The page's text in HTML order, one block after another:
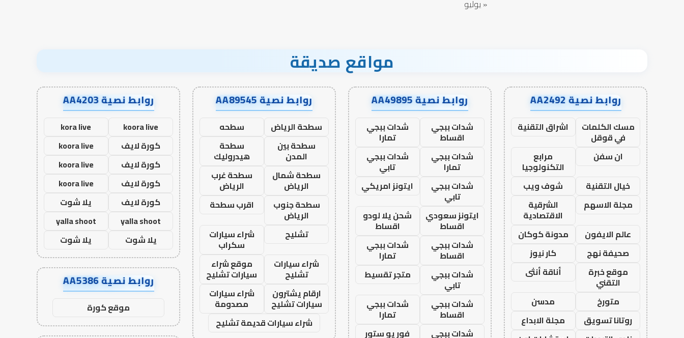
« يوليو
مواقع صديقة
روابط نصية AA2492
مسك الكلمات
في قوقل
اشراق التقنية
ان سفن
مرابع
التكنولوجيا
خيال التقنية
شوف ويب
مجلة الاسهم
الشرقية
الاقتصادية
عالم الايفون
مدونة كوكان
صحيفة نهج
كار نيوز
موقع خبرة
التقني
أناقة أنثى
متورخ
مدسن
روتانا تسويق
مجلة الابداع
روابط نصية AA49895
شدات ببجي
اقساط
شدات ببجي
تمارا
شدات ببجي
تمارا
شدات ببجي
تابي
شدات ببجي
تابي
ايتونز امريكي
ايتونز سعودي
اقساط
شحن يلا لودو
اقساط
شدات ببجي
اقساط
شدات ببجي
تمارا
شدات ببجي
تابي
متجر تقسيط
شدات ببجي
اقساط
شدات ببجي
تمارا
شدات ببجي
فور يو ستور
روابط نصية AA89545
سطحة الرياض
سطحه
سطحة بين
المدن
سطحة
هيدروليك
سطحة شمال
الرياض
سطحة غرب
الرياض
سطحة جنوب
الرياض
اقرب سطحة
تشليح
شراء سيارات
سكراب
شراء سيارات
تشليح
موقع شراء
سيارات تشليح
ارقام يشترون
سيارات تشليح
شراء سيارات
مصدومة
شراء سيارات قديمة تشليح
روابط نصية AA4203
koora live
kora live
كورة لايف
koora live
كورة لايف
koora live
كورة لايف
koora live
كورة لايف
يلا شوت
yalla shoot
yalla shoot
يلا شوت
يلا شوت
روابط نصية AA5386
موقع كورة